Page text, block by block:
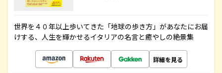
世界を４０年以上歩いてきた「地球の歩き方」があなたにお届
けする、人生を輝かせるイタリアの名言と癒やしの絶景集
詳細を見る